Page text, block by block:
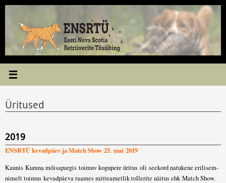
Skip
Üritused
2019
ENSRTÜ kevadpäev ja Match Show 25. mai 2019
Kaunis Kumna mõisapargis toimuv kogupere üritus oli seekord natukene erilisem-
nimelt toimus kevadpäeva raames mitteametlik tollerite näitus ehk Match Show.